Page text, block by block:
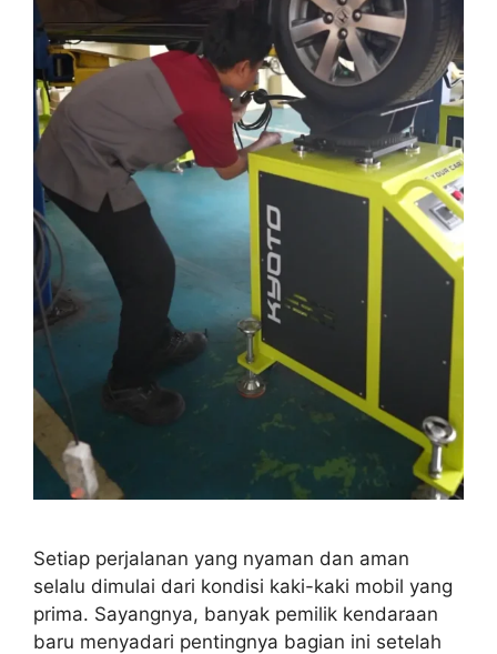
Setiap perjalanan yang nyaman dan aman
selalu dimulai dari kondisi kaki-kaki mobil yang
prima. Sayangnya, banyak pemilik kendaraan
baru menyadari pentingnya bagian ini setelah